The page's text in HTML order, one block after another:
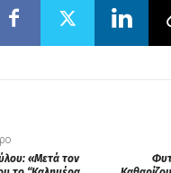
«Μετά τον